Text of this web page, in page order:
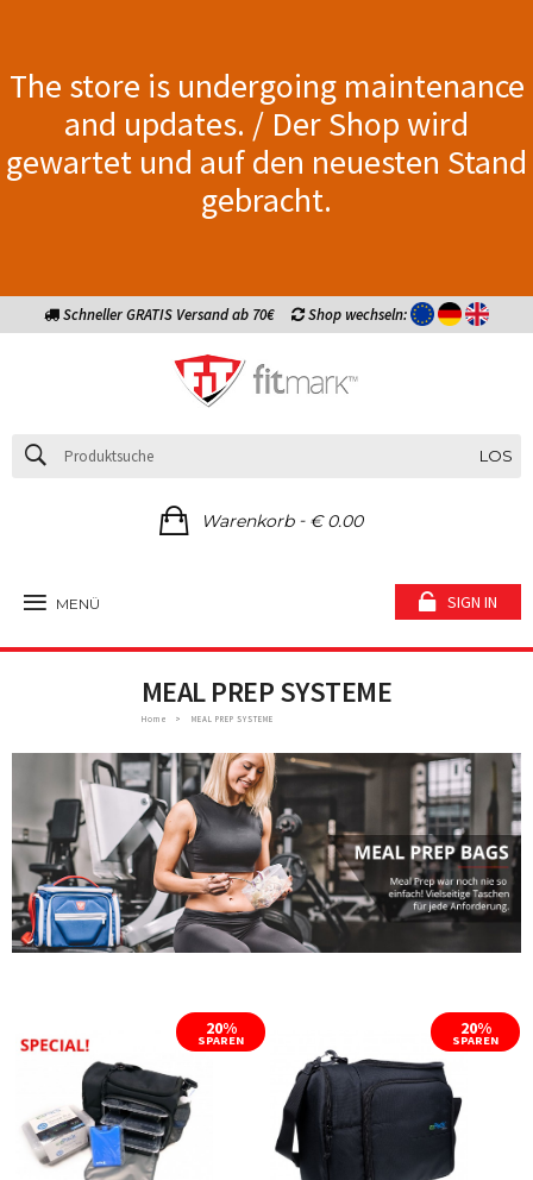
The store is undergoing maintenance
and updates. / Der Shop wird
gewartet und auf den neuesten Stand
gebracht.
Schneller GRATIS Versand ab 70€ Shop wechseln:
LOS
Warenkorb- € 0.00
MENÜ SIGN IN
MEAL PREP SYSTEME
Home MEAL PREP SYSTEME
20%
SPAREN
20%
SPAREN